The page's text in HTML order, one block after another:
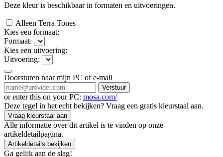
Deze kleur is beschikbaar in formaten en uitvoeringen.
Alleen Terra Tones
Kies een formaat:
Formaat:
Kies een uitvoering:
Uitvoering:
Doorsturen naar mijn PC of e-mail
Verstuur
or enter this on your PC: mosa.com/
Deze tegel in het echt bekijken? Vraag een gratis kleurstaal aan.
Vraag kleurstaal aan
Alle informatie over dit artikel is te vinden op onze
artikeldetailpagina.
Artikeldetails bekijken
Ga gelijk aan de slag!